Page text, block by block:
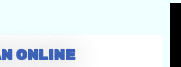
ONLINE